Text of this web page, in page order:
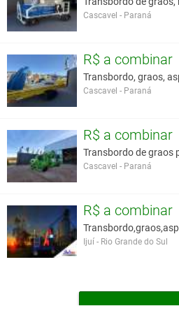
Ítens Opcionais
Kit ensacador Tanker 10.000;
Kit cilíndro hidráulico para tampa
Sobre caixa
Kit rosca sem-fim temperada
Macaco
Você assume toda a responsabilidade pela
Cascavel - Paraná
R$ a combinar
Transbordo, graos,
Cascavel - Paraná
R$ a combinar
Transbordo de graos
Cascavel - Paraná
R$ a combinar
Ijuí - Rio Grande do Sul